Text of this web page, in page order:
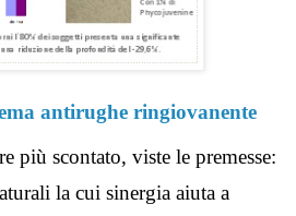
antirughe ringiovanente
più scontato, viste le premesse:
la cui sinergia aiuta a